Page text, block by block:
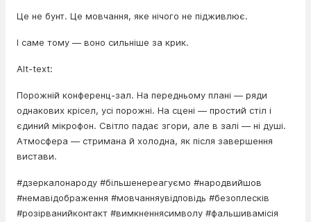
Це не бунт. Це мовчання, яке нічого не підживлює.
І саме тому — воно сильніше за крик.
Alt-text:
Порожній конференц-зал. На передньому плані — ряди
однакових крісел, усі порожні. На сцені — простий стіл і
єдиний мікрофон. Світло падає згори, але в залі — ні душі.
Атмосфера — стримана й холодна, як після завершення
вистави.
#дзеркалонароду #більшенереагуємо #народвийшов
#немавідображення #мовчанняувідповідь #безоплесків
#розірванийконтакт #вимкненнясимволу #фальшивамісія